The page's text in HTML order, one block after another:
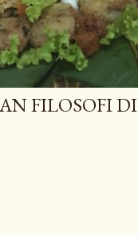
FILOSOFI DI